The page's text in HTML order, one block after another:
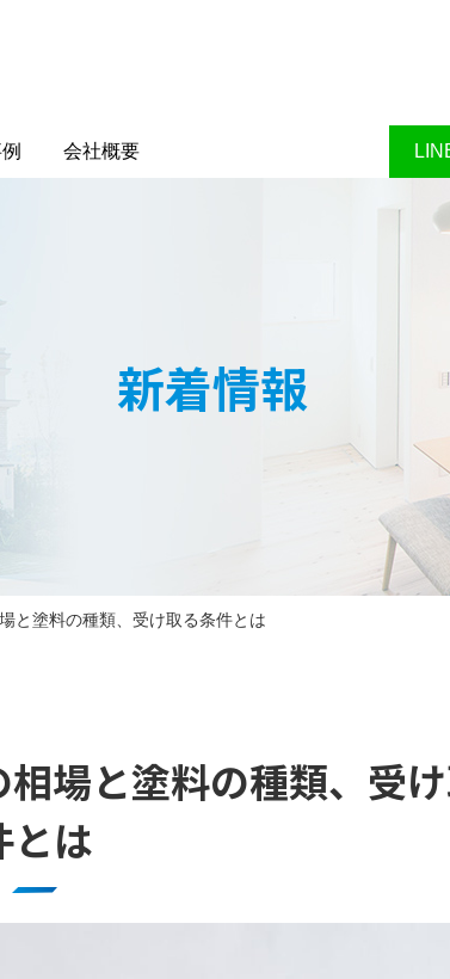
会社概要
新着情報
と塗料の種類、受け取る条件とは
場と塗料の種類、受
とは